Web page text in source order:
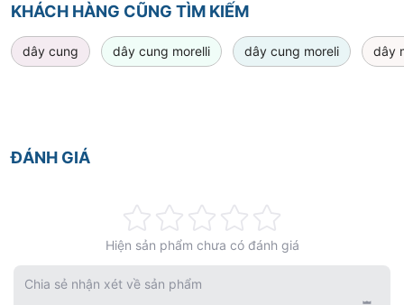
KHÁCH HÀNG CŨNG TÌM KIẾM
dây cung dây cung morelli dây cung moreli dây
ĐÁNH GIÁ
0%
Hiện sản phẩm chưa có đánh giá
Chia sẻ nhận xét về sản phẩm